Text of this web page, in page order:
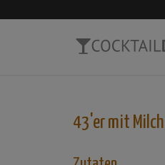
43'er mit Milch